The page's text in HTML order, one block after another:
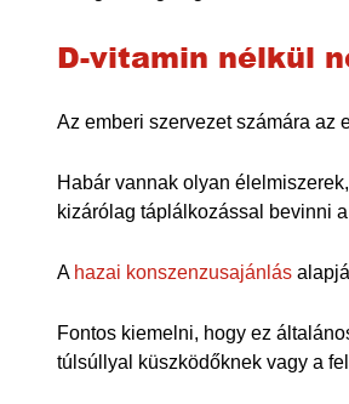
D-vitamin nélkül
Az emberi szervezet számára az
Habár vannak olyan
kizárólag táplálkozással bevinni
A hazai konszenzusajánlás
Fontos kiemelni, hogy ez
túlsúllyal küszködőknek vagy a